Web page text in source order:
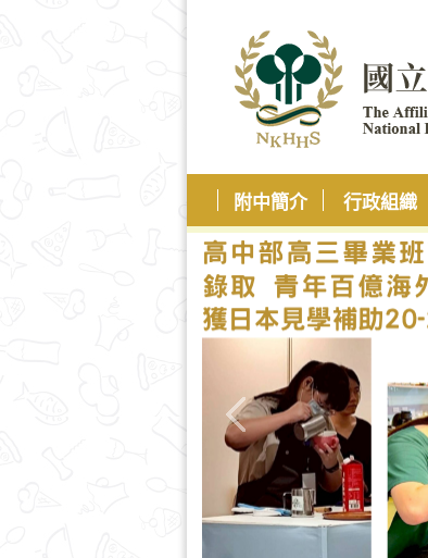
附中簡介 行政組織